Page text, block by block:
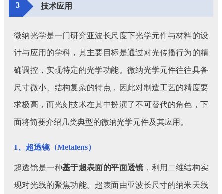
3 技术应用
微纳光学是一门研究亚波长尺度下光学元件与材料的设
计与应用的学科，其主要目标是通过对光传播行为的精
确调控，实现特定的光学功能。微纳光学元件往往具备
尺寸微小、结构复杂的特点，因此对制造工艺的精度要
求极高，而光刻技术在其中扮演了不可替代的角色，下
面将简要介绍几类典型的微纳光学元件及其应用。
1、超透镜（Metalens）
超透镜是一种基于超表面的平面透镜 ，利用二维结构实
现对光线的聚焦功能。超表面由亚波长尺寸的纳米天线